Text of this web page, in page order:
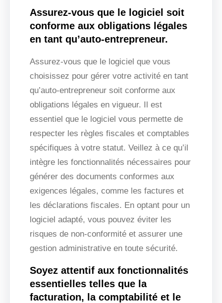
Assurez-vous que le logiciel soit
conforme aux obligations légales
en tant qu’auto-entrepreneur.
Assurez-vous que le logiciel que vous
choisissez pour gérer votre activité en tant
qu’auto-entrepreneur soit conforme aux
obligations légales en vigueur. Il est
essentiel que le logiciel vous permette de
respecter les règles fiscales et comptables
spécifiques à votre statut. Veillez à ce qu’il
intègre les fonctionnalités nécessaires pour
générer des documents conformes aux
exigences légales, comme les factures et
les déclarations fiscales. En optant pour un
logiciel adapté, vous pouvez éviter les
risques de non-conformité et assurer une
gestion administrative en toute sécurité.
Soyez attentif aux fonctionnalités
essentielles telles que la
facturation, la comptabilité et le